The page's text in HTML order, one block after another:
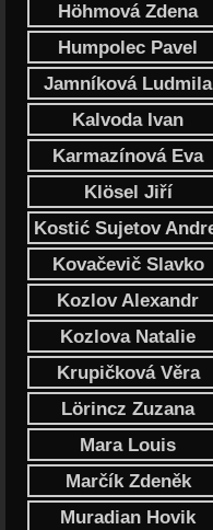
Höhmová Zdena
Humpolec Pavel
Jamníková Ludmila
Kalvoda Ivan
Karmazínová Eva
Klösel Jiří
Kostić Sujetov
Kovačevič Slavko
Kozlov Alexandr
Kozlova Natalie
Krupičková Věra
Lörincz Zuzana
Mara Louis
Marčík Zdeněk
Muradian Hovik